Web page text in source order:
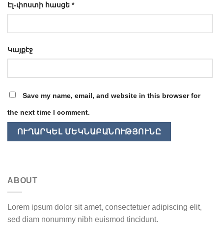
Էլ-փոստի հասցե *
Կայքէջ
Save my name, email, and website in this browser for
the next time I comment.
ABOUT
Lorem ipsum dolor sit amet, consectetuer adipiscing elit,
sed diam nonummy nibh euismod tincidunt.